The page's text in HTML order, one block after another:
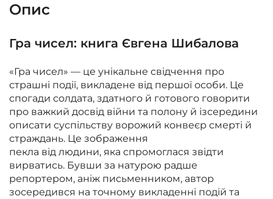
Опис
Гра чисел: книга Євгена Шибалова
«Гра чисел» — це унікальне свідчення про
страшні події, викладене від першої особи. Це
спогади солдата, здатного й готового говорити
про важкий досвід війни та полону й ізсередини
описати суспільству ворожий конвеєр смерті й
страждань. Це зображення
пекла від людини, яка спромоглася звідти
вирватись. Бувши за натурою радше
репортером, аніж письменником, автор
зосередився на точному викладенні подій та